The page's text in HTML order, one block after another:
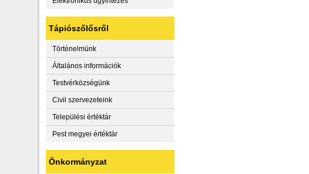
Tápiószőlősről
Történelmünk
Általános információk
Testvérközségünk
Civil szervezeteink
Települési értéktár
Pest megyei értéktár
Önkormányzat